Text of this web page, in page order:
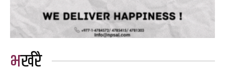
भर्खरै